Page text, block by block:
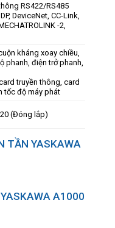
RS422/RS485
DeviceNet, CC-Link,
-2,
kháng xoay chiều,
phanh, điện trở phanh,
truyền thông, card
tốc độ máy phát
(Đóng lắp)
TẦN YASKAWA
A1000